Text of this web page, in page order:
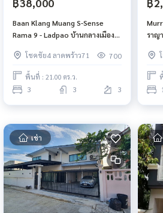
Baan Klang Muang S-Sense
Rama 9 - Ladpao บ้านกลางเมือง
โชคชัย4 ลาดพร้าว71
700
พื้นที่ : 21.00 ตร.ว.
3 3 3
ราญ
1
เช่า